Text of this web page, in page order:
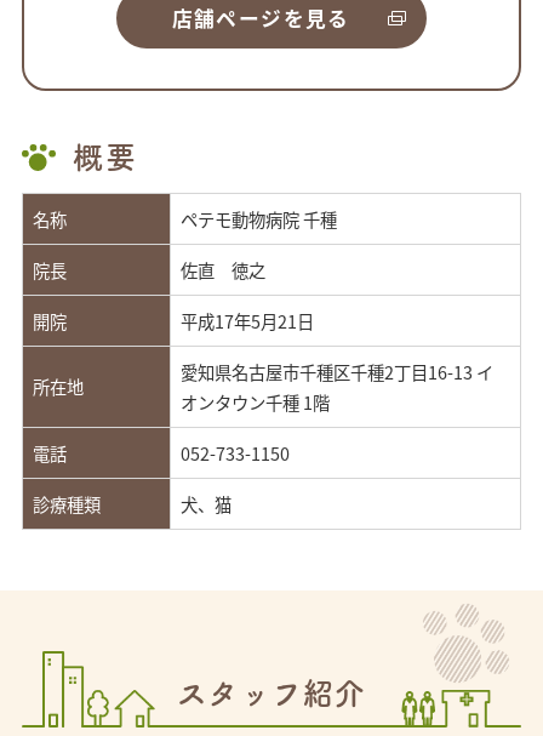
店舗ページを見る
概要
名称
ペテモ動物病院 千種
院長
佐直 徳之
開院
平成17年5月21日
所在地
愛知県名古屋市千種区千種2丁目16-13 イ
オンタウン千種 1階
電話
052-733-1150
診療種類
犬、猫
スタッフ紹介